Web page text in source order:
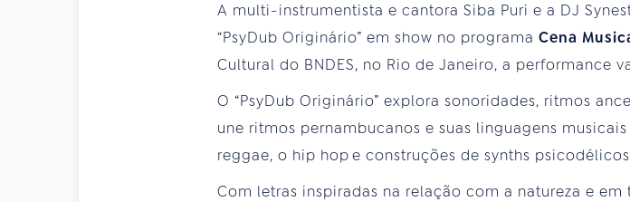
A multi-instrumentista e cantora Siba Puri e a DJ
“PsyDub Originário” em show no programa Cena
Cultural do BNDES, no Rio de Janeiro, a performance
O “PsyDub Originário” explora sonoridades, ritmos
une ritmos pernambucanos e suas linguagens
reggae, o hip hop e construções de synths
Com letras inspiradas na relação com a natureza e